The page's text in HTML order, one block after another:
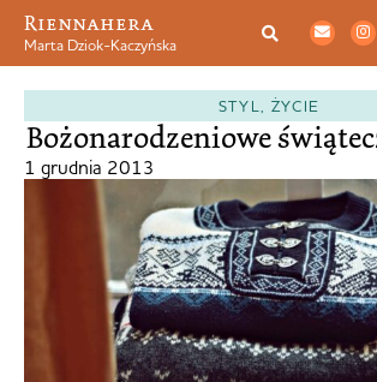
Riennahera
Marta Dziok-Kaczyńska
STYL ŻYCIE
Bożonarodzeniowe
1 grudnia 2013